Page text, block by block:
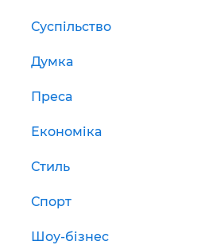
Суспільство
Думка
Преса
Економіка
Стиль
Спорт
Шоу-бізнес